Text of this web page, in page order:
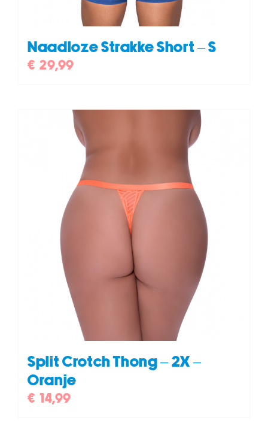
Naadloze Strakke Short – S
€ 29,99
Split Crotch Thong – 2X –
Oranje
€ 14,99